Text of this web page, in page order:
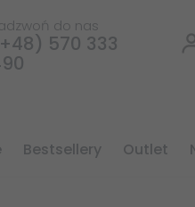
do nas
570 333
bestsellery outlet